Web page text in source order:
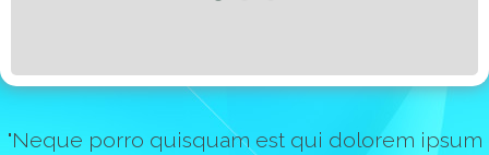
"Neque porro quisquam est qui dolorem ipsum